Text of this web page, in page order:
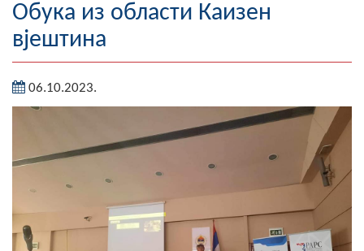
Географија
Насељена мјеста
Занимљивости
Фотогалерија
НАЧЕЛНИК
О Начелнику
Замјеник начелника
Обука из области Каизен
вјештина
06.10.2023.